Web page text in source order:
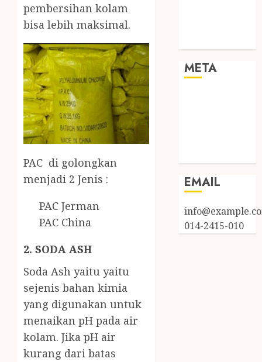
pembersihan kolam
bisa lebih maksimal.
PAC di golongkan
menjadi 2 Jenis :
PAC Jerman
PAC China
2. SODA ASH
Soda Ash yaitu yaitu
sejenis bahan kimia
yang digunakan untuk
menaikan pH pada air
kolam. Jika pH air
kurang dari batas
META
EMAIL
014-2415-010